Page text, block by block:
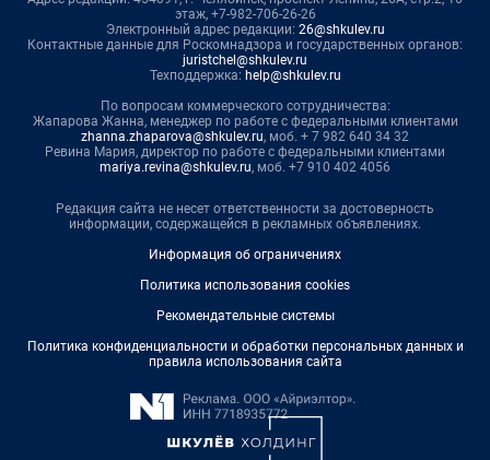
этаж, +7-982-706-26-26
Электронный адрес редакции: 26@shkulev.ru
Контактные данные для Роскомнадзора и государственных органов:
juristchel@shkulev.ru
Техподдержка: help@shkulev.ru
По вопросам коммерческого сотрудничества:
Жапарова Жанна, менеджер по работе с федеральными клиентами
zhanna.zhaparova@shkulev.ru, моб. + 7 982 640 34 32
Ревина Мария, директор по работе с федеральными клиентами
mariya.revina@shkulev.ru, моб. +7 910 402 4056
Редакция сайта не несет ответственности за достоверность
информации, содержащейся в рекламных объявлениях.
Информация об ограничениях
Политика использования cookies
Рекомендательные системы
Политика конфиденциальности и обработки персональных данных и
правила использования сайта